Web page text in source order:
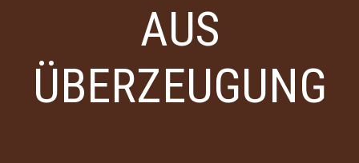
AUS
ÜBERZEUGUNG